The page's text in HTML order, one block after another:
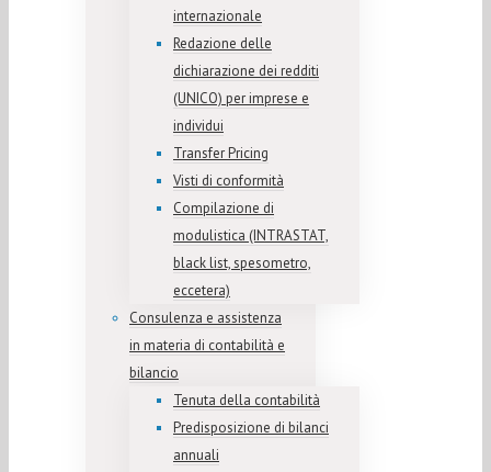
internazionale
Redazione delle
dichiarazione dei redditi
(UNICO) per imprese e
individui
Transfer Pricing
Visti di conformità
Compilazione di
modulistica (INTRASTAT,
black list, spesometro,
eccetera)
Consulenza e assistenza
in materia di contabilità e
bilancio
Tenuta della contabilità
Predisposizione di bilanci
annuali